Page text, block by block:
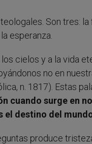
Son tres: la
esperanza.
cielos y a la vida
no en
n. 1817). Estas
cuando surge en
el destino del
produce